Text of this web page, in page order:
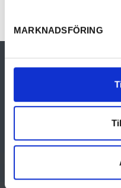
MARKNADSFÖRING
Munkfors-
684
+46